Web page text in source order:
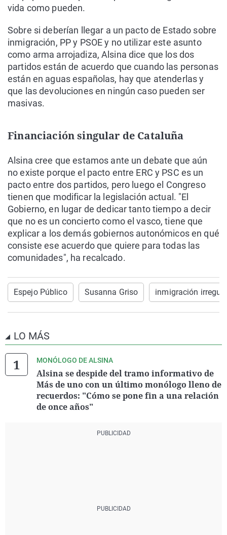
vida como pueden.
Sobre si deberían llegar a un pacto de Estado sobre
inmigración, PP y PSOE y no utilizar este asunto
como arma arrojadiza, Alsina dice que los dos
partidos están de acuerdo que cuando las personas
están en aguas españolas, hay que atenderlas y
que las devoluciones en ningún caso pueden ser
masivas.
Financiación singular de Cataluña
Alsina cree que estamos ante un debate que aún
no existe porque el pacto entre ERC y PSC es un
pacto entre dos partidos, pero luego el Congreso
tienen que modificar la legislación actual. "El
Gobierno, en lugar de dedicar tanto tiempo a decir
que no es un concierto como el vasco, tiene que
explicar a los demás gobiernos autonómicos en qué
consiste ese acuerdo que quiere para todas las
comunidades", ha recalcado.
Espejo Público Susanna Griso inmigración
LO MÁS
MONÓLOGO DE ALSINA
Alsina se despide del tramo informativo de
Más de uno con un último monólogo lleno de
recuerdos: "Cómo se pone fin a una relación
de once años"